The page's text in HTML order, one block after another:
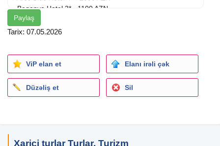
- Begonya Hotel 3* - 1100 AZN
- Kleopatra Ada Hotel 4* - 1120 AZN
- Campus Hill Hotel 5* - 1400 AZN
- The Marilis Hill Resort Hotel 5* - 1800 AZN
- Armas Gul Beach 5* - 1890 AZN
- Trans Atlantik Hotel & Spa 5* - 1930 AZN
- Aydinbey Queens Palace & Spa 5* - 2000 AZN
- Le Jardin Resort 5* - 2130 AZN
Paylaş
Tarix: 07.05.2026
ViP elan et Elanı irəli çək
Düzəliş et Sil
Xarici turlar Turlar, Turizm